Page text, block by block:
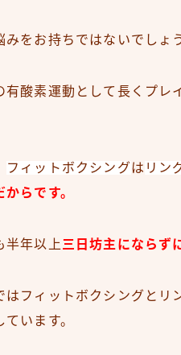
みをお持ちではないでしょ
有酸素運動として長くプレ
フィットボクシングは リン
らです。
半年以上 三日坊主にならず
はフィットボクシングとリ
います。